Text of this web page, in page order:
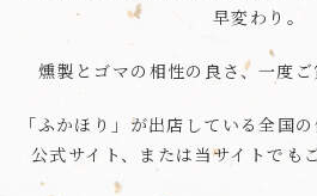
早変わり。
燻製とゴマの相性の良さ、一度ご
「ふかほり」が出店している全国
公式サイト、または当サイトでも